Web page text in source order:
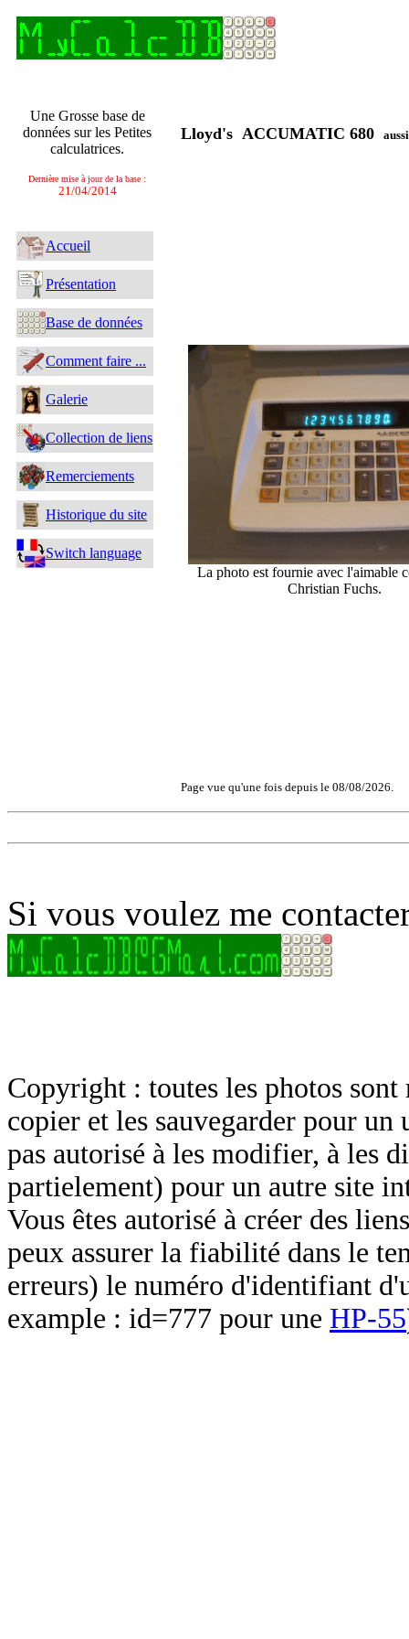
Une Grosse base de
données sur les Petites
calculatrices.
Dernière mise à jour de la base :
21/04/2014
Accueil
Présentation
Base de données
Comment faire ...
Galerie
Collection de liens
Remerciements
Historique du site
Switch language
Lloyd's ACCUMATIC 680
La photo est fournie avec l'aimable
Christian Fuchs.
Page vue qu'une fois depuis le 08/08/2026.
Si vous voulez me
Copyright : toutes les photos sont
copier et les sauvegarder pour un
pas autorisé à les modifier, à les
partielement) pour un autre site
Vous êtes autorisé à créer des
peux assurer la fiabilité dans le
erreurs) le numéro d'identifiant
example : id=777 pour une HP-55